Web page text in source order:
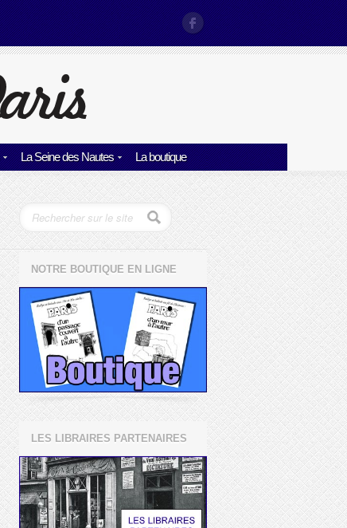
La Seine des Nautes La boutique
NOTRE BOUTIQUE EN LIGNE
LES LIBRAIRES PARTENAIRES